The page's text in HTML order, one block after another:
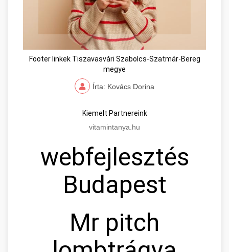
Footer linkek Tiszavasvári Szabolcs-Szatmár-Bereg
megye
Írta: Kovács Dorina
Kiemelt Partnereink
vitamintanya.hu
webfejlesztés
Budapest
Mr pitch